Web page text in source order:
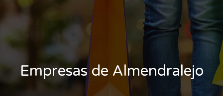
Empresas de Almendralejo